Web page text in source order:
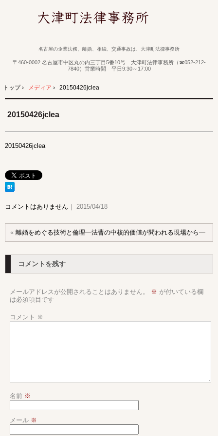
名古屋の企業法務、離婚、相続、交通事故は、大津町法律事務所
〒460-0002 名古屋市中区丸の内三丁目5番10号 大津町法律事務所（☎052-212-
7840）営業時間 平日9:30～17:00
トップ› メディア › 20150426jclea
20150426jclea
20150426jclea
コメントはありません ｜ 2015/04/18
« 離婚をめぐる技術と倫理―法曹の中核的価値が問われる現場から―
コメントを残す
メールアドレスが公開されることはありません。 ※ が付いている欄
は必須項目です
コメント ※
名前 ※
メール ※